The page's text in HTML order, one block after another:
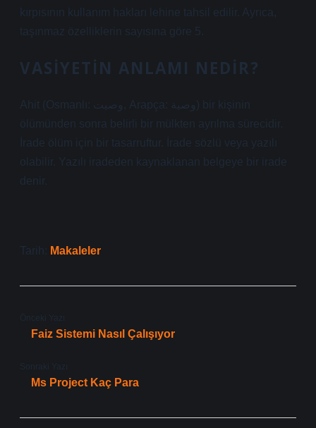
kırpısının kullanım hakları lehine tahsil edilir. Ayrıca,
taşınmaz özelliklerin sayısına göre 5.
VASIYETIN ANLAMI NEDIR?
Ahit (Osmanlı: وصیت, Arapça: وصية) bir kişinin
ölümünden sonra belirli bir mülkten ayrılma sürecidir.
İrade ölüm için bir tasarruftur. İrade sözlü veya yazılı
olabilir. Yazılı iradeden kaynaklanan belgeye bir irade
denir.
Tarih: Makaleler
Önceki Yazı
Faiz Sistemi Nasıl Çalışıyor
Sonraki Yazı
Ms Project Kaç Para